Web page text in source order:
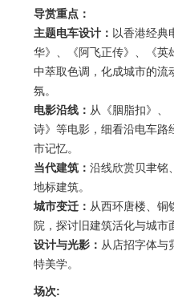
导赏重点：
主题电车设计： 以香港经典
华》、《阿飞正传》、《英
中萃取色调，化成城市的流
氛。
电影沿线： 从《胭脂扣》、
诗》等电影，细看沿电车路
市记忆。
当代建筑：沿线欣赏贝聿铭
地标建筑。
城市变迁： 从西环唐楼、铜
院，探讨旧建筑活化与城市
设计与光影： 从店招字体与
特美学。
场次: